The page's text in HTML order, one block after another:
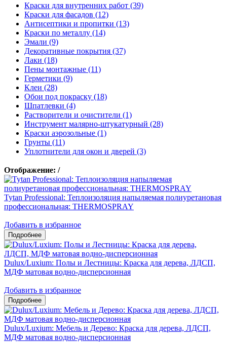
Краски для внутренних работ (39)
Краски для фасадов (12)
Антисептики и пропитки (13)
Краски по металлу (14)
Эмали (9)
Декоративные покрытия (37)
Лаки (18)
Пены монтажные (11)
Герметики (9)
Клеи (28)
Обои под покраску (18)
Шпатлевки (4)
Растворители и очистители (1)
Инструмент малярно-штукатурный (28)
Краски аэрозольные (1)
Грунты (11)
Уплотнители для окон и дверей (3)
Отображение: /
Tytan Professional: Теплоизоляция напыляемая полиуретановая
профессиональная: THERMOSPRAY
Добавить в избранное
Dulux/Luxium: Полы и Лестницы: Краска для дерева, ЛДСП,
МДФ матовая водно-дисперсионная
Добавить в избранное
Dulux/Luxium: Мебель и Дерево: Краска для дерева, ЛДСП,
МДФ матовая водно-дисперсионная